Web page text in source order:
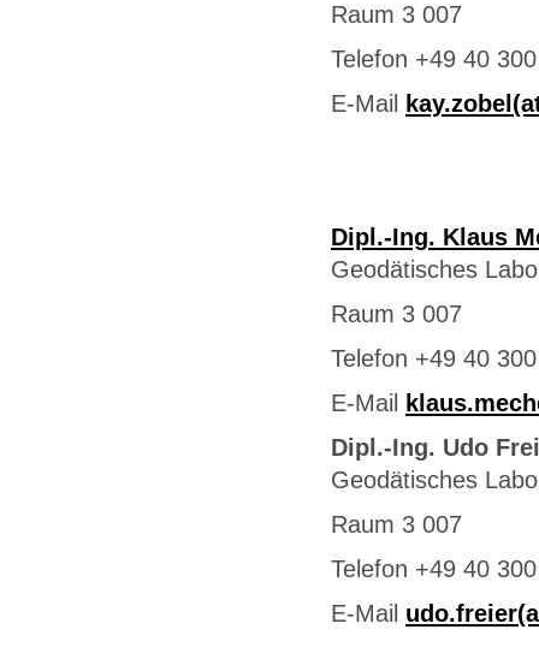
Raum 3 007
Telefon +49 40
E-Mail
Dipl.-Ing. Klaus
Geodätisches
Raum 3 007
Telefon +49 40
E-Mail
Dipl.-Ing. Udo
Geodätisches
Raum 3 007
Telefon +49 40
E-Mail